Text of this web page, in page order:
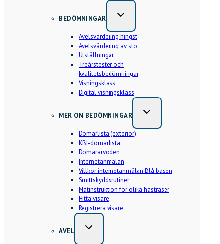
BEDÖMNINGAR
Avelsvärdering hingst
Avelsvärdering av sto
Utställningar
Treårstester och
kvalitetsbedömningar
Visningsklass
Digital visningsklass
MER OM BEDÖMNINGAR
Domarlista (exteriör)
KBI-domarlista
Domararvoden
Internetanmälan
Villkor internetanmälan Blå basen
Smittskyddsrutiner
Mätinstruktion för olika hästraser
Hitta visare
Registrera visare
AVEL